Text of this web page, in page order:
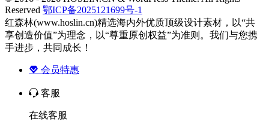
Reserved 鄂ICP备2025121699号-1
红森林(www.hoslin.cn)精选海内外优质顶级设计素材，以“共
享创造价值”为理念，以“尊重原创权益”为准则。我们与您携
手进步，共同成长！
会员特惠
客服
在线客服